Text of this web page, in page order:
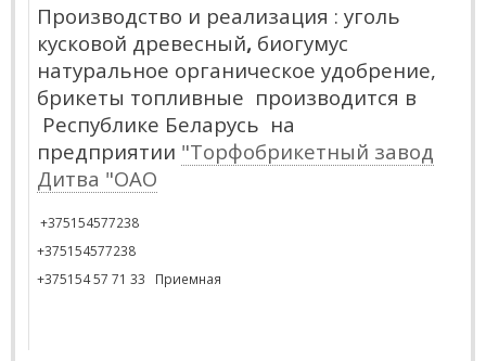
Производство и реализация : yголь
кусковой древесный, биогумус
натуральное органическое удобрение,
брикеты топливные производится в
Республике Беларусь на
предприятии "Торфобрикетный завод
Дитва "ОАО
+375154577238
+375154577238
+375154 57 71 33 Приемная